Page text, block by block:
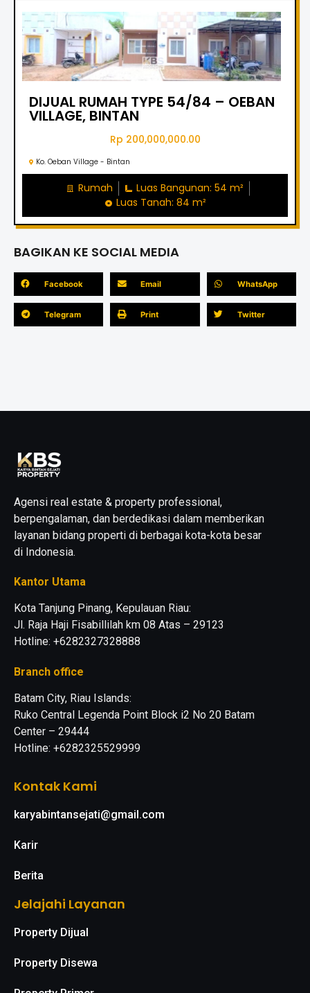
DIJUAL RUMAH TYPE 54/84 – OEBAN
VILLAGE, BINTAN
Rp 200,000,000.00
Ko. Oeban Village - Bintan
Rumah
Luas Bangunan: 54 m²
Luas Tanah: 84 m²
BAGIKAN KE SOCIAL MEDIA
Facebook Email WhatsApp
Telegram Print Twitter
Agensi real estate & property professional,
berpengalaman, dan berdedikasi dalam memberikan
layanan bidang properti di berbagai kota-kota besar
di Indonesia.
Kantor Utama
Kota Tanjung Pinang, Kepulauan Riau:
Jl. Raja Haji Fisabillilah km 08 Atas – 29123
Hotline: +6282327328888
Branch office
Batam City, Riau Islands:
Ruko Central Legenda Point Block i2 No 20 Batam
Center – 29444
Hotline: +6282325529999
Kontak Kami
karyabintansejati@gmail.com
Karir
Berita
Jelajahi Layanan
Property Dijual
Property Disewa